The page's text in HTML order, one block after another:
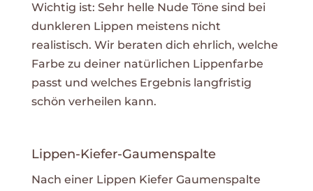
Wichtig ist: Sehr helle Nude Töne sind bei
dunkleren Lippen meistens nicht
realistisch. Wir beraten dich ehrlich, welche
Farbe zu deiner natürlichen Lippenfarbe
passt und welches Ergebnis langfristig
schön verheilen kann.
Lippen-Kiefer-Gaumenspalte
Nach einer Lippen Kiefer Gaumenspalte